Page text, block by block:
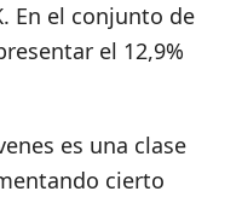
En el conjunto de
el 12,9%
es una clase
cierto